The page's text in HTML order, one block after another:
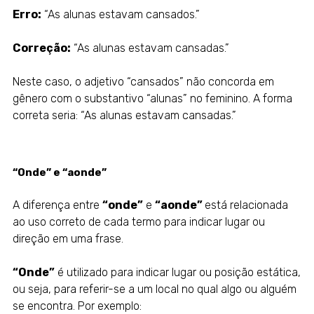
Erro: “As alunas estavam cansados.”
Correção: “As alunas estavam cansadas.”
Neste caso, o adjetivo “cansados” não concorda em
gênero com o substantivo “alunas” no feminino. A forma
correta seria: “As alunas estavam cansadas.”
“Onde” e “aonde”
A diferença entre “onde”e “aonde” está relacionada
ao uso correto de cada termo para indicar lugar ou
direção em uma frase.
“Onde”é utilizado para indicar lugar ou posição estática,
ou seja, para referir-se a um local no qual algo ou alguém
se encontra. Por exemplo: